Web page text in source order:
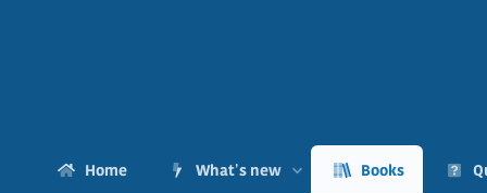
Home What's new Books